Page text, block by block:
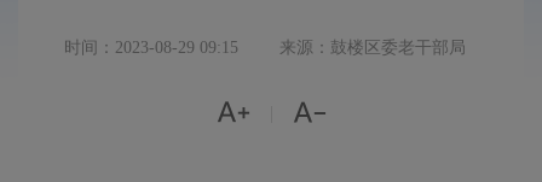
时间：2023-08-29 09:15 来源：鼓楼区委老干部局
 